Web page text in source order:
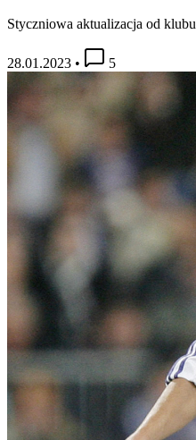
Styczniowa aktualizacja od klubu
28.01.2023 • 5